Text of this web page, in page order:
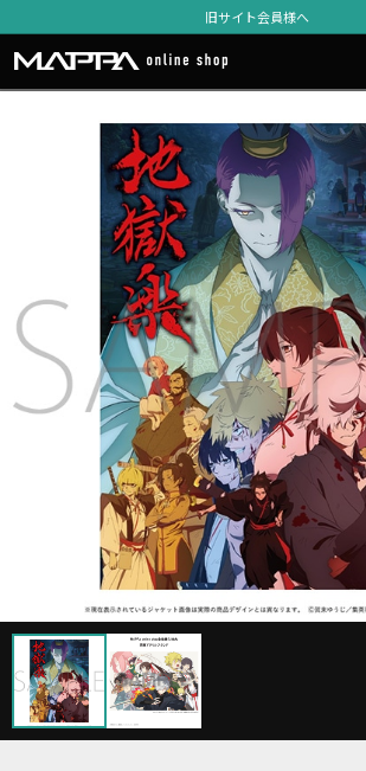
旧サイト会員様へ